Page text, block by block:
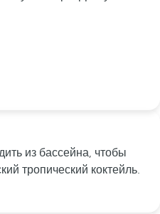
из бассейна, чтобы
тропический коктейль.